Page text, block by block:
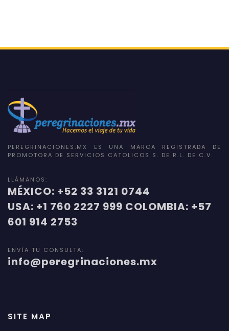
PEREGRINACIONES.MX ES UNA MARCA REGISTRADA DE
PROMOTORA DE SERVICIOS CATOLICOS S. DE R.L. DE C.V.
LLÁMANOS:
MÉXICO: +52 33 3121 0744
USA: +1 760 2227 999 COLOMBIA: +57
601 914 2753
ENVÍA TU CONSULTA:
info@peregrinaciones.mx
SITE MAP